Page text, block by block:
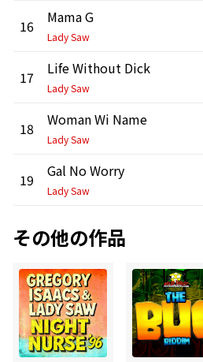
16 Mama G
Lady Saw
17 Life Without Dick
Lady Saw
18 Woman Wi Name
Lady Saw
19 Gal No Worry
Lady Saw
その他の作品